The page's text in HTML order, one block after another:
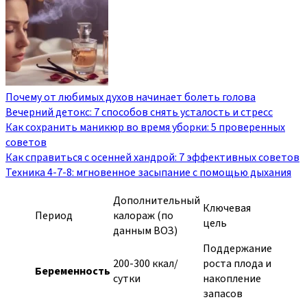
Почему от любимых духов начинает болеть голова
Вечерний детокс: 7 способов снять усталость и стресс
Как сохранить маникюр во время уборки: 5 проверенных
советов
Как справиться с осенней хандрой: 7 эффективных советов
Техника 4-7-8: мгновенное засыпание с помощью дыхания
Период
Дополнительный
калораж (по
данным ВОЗ)
Ключевая
цель
Беременность 200-300 ккал/
сутки
Поддержание
роста плода и
накопление
запасов